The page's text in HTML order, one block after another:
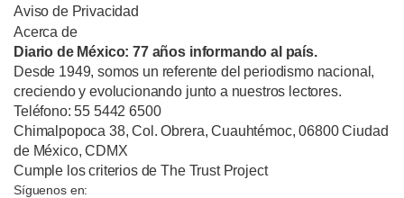
Aviso de Privacidad
Acerca de
Diario de México: 77 años informando al país.
Desde 1949, somos un referente del periodismo nacional,
creciendo y evolucionando junto a nuestros lectores.
Teléfono: 55 5442 6500
Chimalpopoca 38, Col. Obrera, Cuauhtémoc, 06800 Ciudad
de México, CDMX
Cumple los criterios de The Trust Project
Síguenos en: